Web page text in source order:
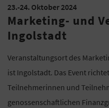
23.-24. Oktober 2024
Marketing- und
Ingolstadt
Veranstaltungsort des
ist Ingolstadt. Das Event
Teilnehmerinnen und
genossenschaftlichen